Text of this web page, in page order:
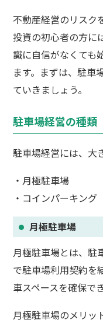
不動産経営のリスク
投資の初心者の方に
識に自信がなくても
ます。まずは、駐車
ていきましょう。
駐車場経営の種類
駐車場経営には、大
・月極駐車場
・コインパーキング
月極駐車場
月極駐車場とは、駐
で駐車場利用契約を
車スペースを確保で
月極駐車場のメリッ